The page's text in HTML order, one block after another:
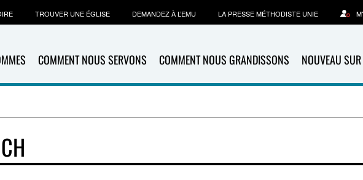
COMMENT NOUS SERVONS COMMENT NOUS GRANDISSONS NOUVEAU SUR
TROUVER UNE ÉGLISE DEMANDEZ À L’EMU LA PRESSE MÉTHODISTE UNIE